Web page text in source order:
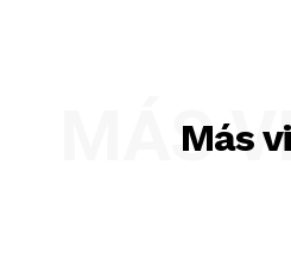
Más
MÁS